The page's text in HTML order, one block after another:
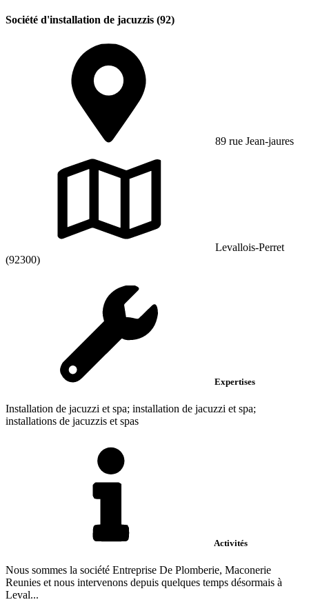
Société d'installation de jacuzzis (92)
89 rue Jean-jaures
Levallois-Perret
(92300)
Expertises
Installation de jacuzzi et spa; installation de jacuzzi et spa;
installations de jacuzzis et spas
Activités
Nous sommes la société Entreprise De Plomberie, Maconerie
Reunies et nous intervenons depuis quelques temps désormais à
Leval...